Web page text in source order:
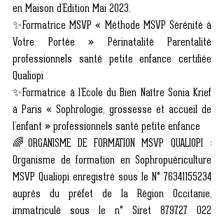
en Maison d’Edition Mai 2023.
✨Formatrice MSVP « Méthode MSVP Sérénité à
Votre Portée » Périnatalité Parentalité
professionnels santé petite enfance certifiée
Qualiopi
✨Formatrice à l’Ecole du Bien Naître Sonia Krief
à Paris « Sophrologie, grossesse et accueil de
l’enfant » professionnels santé petite enfance
🌈ORGANISME DE FORMATION MSVP QUALIOPI :
Organisme de formation en Sophropuériculture
MSVP Qualiopi enregistré sous le N° 76341155234
auprès du préfet de la Région Occitanie,
immatriculé sous le n° Siret 879727 022